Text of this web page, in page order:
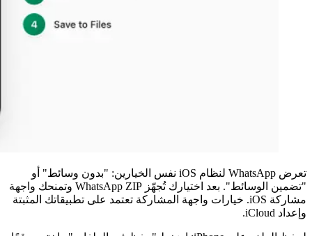
تعرض WhatsApp لنظام iOS نفس الخيارين: "بدون وسائط" أو
"تضمين الوسائط". بعد اختيارك تُجهّز WhatsApp ZIP وتمنحك واجهة
مشاركة iOS. خيارات واجهة المشاركة تعتمد على تطبيقاتك المثبتة
وإعداد iCloud.